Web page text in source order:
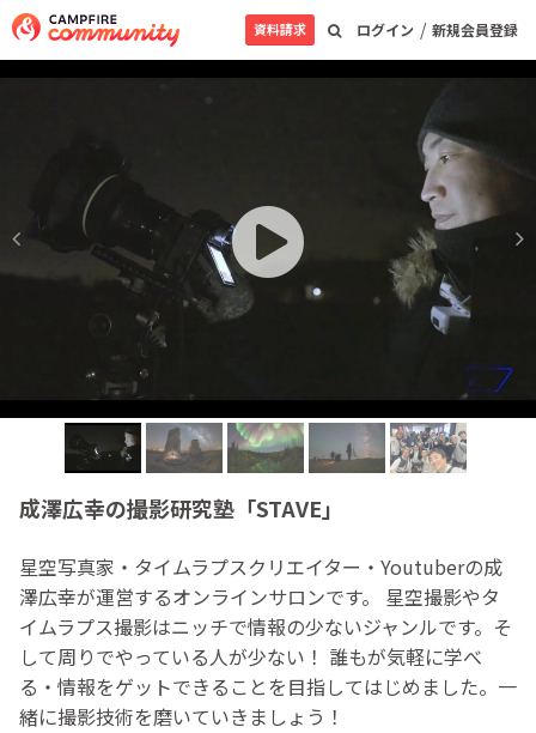
ログイン / 新規会員登録
資料請求
成澤広幸の撮影研究塾「STAVE」
星空写真家・タイムラプスクリエイター・Youtuberの成
澤広幸が運営するオンラインサロンです。 星空撮影やタ
イムラプス撮影はニッチで情報の少ないジャンルです。そ
して周りでやっている人が少ない！ 誰もが気軽に学べ
る・情報をゲットできることを目指してはじめました。一
緒に撮影技術を磨いていきましょう！